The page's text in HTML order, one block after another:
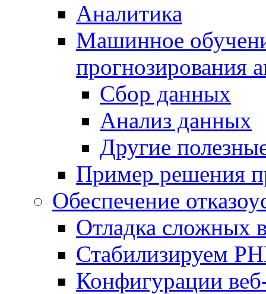
Аналитика
Машинное
прогнозирования
Сбор данных
Анализ данных
Другие
Пример решения
Обеспечение
Отладка сложных
Стабилизируем
Конфигурации